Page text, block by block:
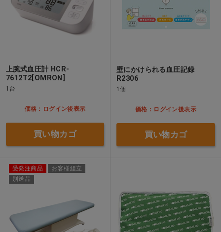
上腕式血圧計 HCR-
7612T2[OMRON]
1台
価格：ログイン後表示
買い物カゴ
壁にかけられる血圧記録
R2306
1個
価格：ログイン後表示
買い物カゴ
受発注商品
お客様組立
別送品